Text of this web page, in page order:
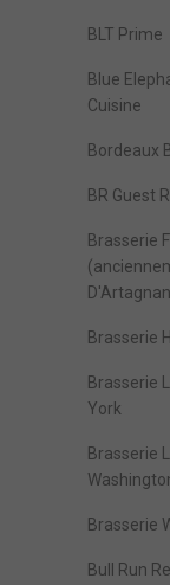
BLT Prime
Blue
Cuisine
Bordeaux
BR Guest
Brasserie
Brasserie
Brasserie
York
Brasserie
Brasserie
Bull Run